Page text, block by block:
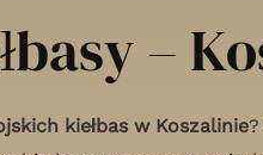
–
kiełbas w Koszalinie